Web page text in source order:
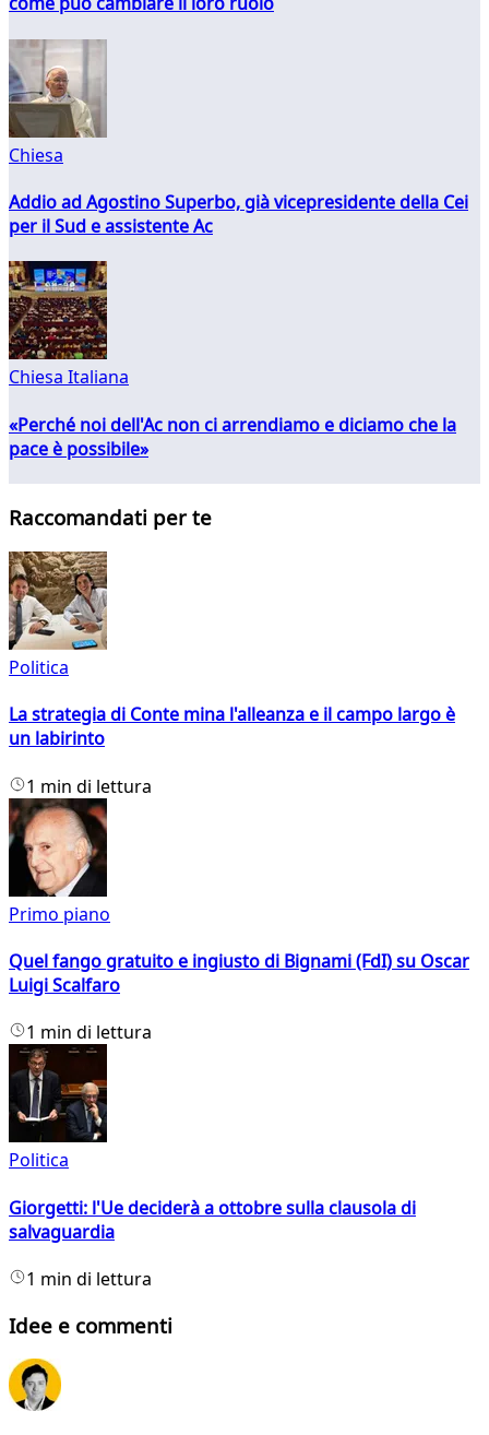
Chiesa
Addio ad Agostino Superbo, già vicepresidente della Cei
per il Sud e assistente Ac
Chiesa Italiana
«Perché noi dell'Ac non ci arrendiamo e diciamo che la
pace è possibile»
Raccomandati per te
Politica
La strategia di Conte mina l'alleanza e il campo largo è
un labirinto
1 min di lettura
Primo piano
Quel fango gratuito e ingiusto di Bignami (FdI) su Oscar
Luigi Scalfaro
1 min di lettura
Politica
Giorgetti: l'Ue deciderà a ottobre sulla clausola di
salvaguardia
1 min di lettura
Idee e commenti